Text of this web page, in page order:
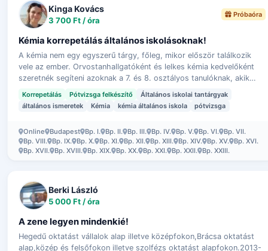
Kinga Kovács
3 700 Ft / óra
Próbaóra
Kémia korrepetálás általános iskolásoknak!
A kémia nem egy egyszerű tárgy, főleg, mikor először találkozik
vele az ember. Orvostanhallgatóként és lelkes kémia kedvelőként
szeretnék segíteni azoknak a 7. és 8. osztályos tanulóknak, akik
Korrepetálás Pótvizsga felkészítő
Általános iskolai tantárgyak
általános ismeretek
Kémia kémia általános iskola pótvizsga
Online Budapest Bp. I. Bp. II. Bp. III. Bp. IV. Bp. V. Bp. VI. Bp. VII.
Bp. VIII. Bp. IX. Bp. X. Bp. XI. Bp. XII. Bp. XIII. Bp. XIV. Bp. XV. Bp. XVI.
Bp. XVII. Bp. XVIII. Bp. XIX. Bp. XX. Bp. XXI. Bp. XXII. Bp. XXIII.
Berki László
5 000 Ft / óra
A zene legyen mindenkié!
Hegedű oktatást vállalok alap illetve középfokon,Brácsa oktatást
alap,közép és felsőfokon illetve szolfézs oktatást alapfokon.2013-